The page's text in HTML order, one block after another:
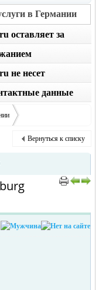
в Германии
оставляет за
не искажая
Не применяйте
последует
не несет
данные
›
Вернуться к списку